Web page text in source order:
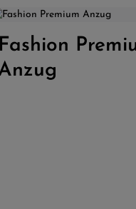
Produkt Anzahl:
Fashion